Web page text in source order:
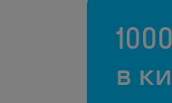
в